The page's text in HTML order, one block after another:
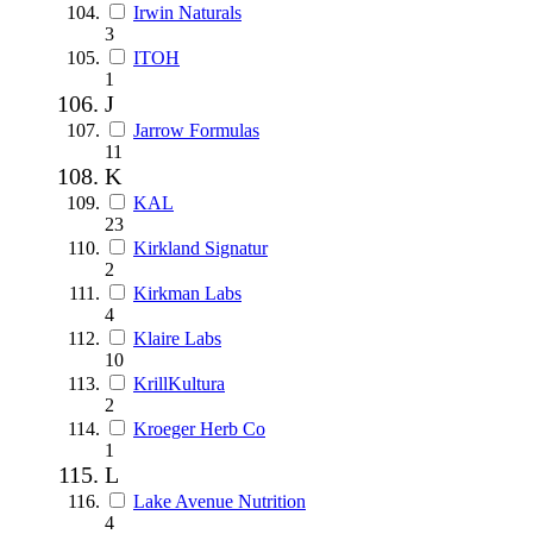
Irwin Naturals
3
ITOH
1
J
Jarrow Formulas
11
K
KAL
23
Kirkland Signatur
2
Kirkman Labs
4
Klaire Labs
10
KrillKultura
2
Kroeger Herb Co
1
L
Lake Avenue Nutrition
4